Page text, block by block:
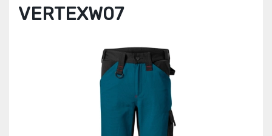
VERTEXW07